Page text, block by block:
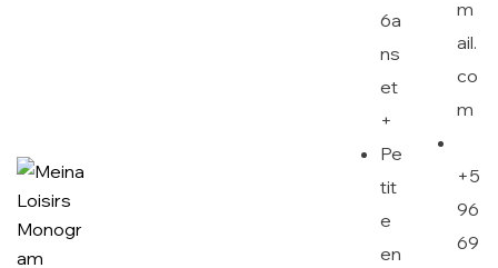
6a
ns
et
+
Pe
tit
e
en
m
ail.
co
m
+5
96
69